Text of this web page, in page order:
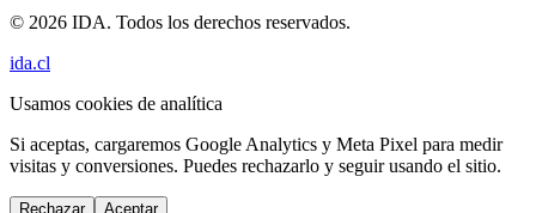
© 2026 IDA. Todos los derechos reservados.
ida.cl
Usamos cookies de analítica
Si aceptas, cargaremos Google Analytics y Meta Pixel para medir
visitas y conversiones. Puedes rechazarlo y seguir usando el sitio.
Rechazar Aceptar